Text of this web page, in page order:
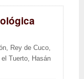
Rey de Cuco,
Tuerto, Hasán